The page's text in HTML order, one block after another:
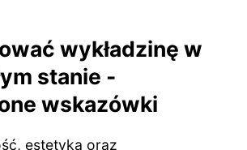
wykładzinę w
stanie -
wskazówki
estetyka oraz